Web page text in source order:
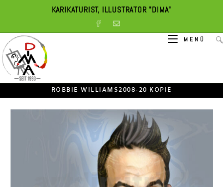
KARIKATURIST, ILLUSTRATOR "DIMA"
MENÜ
ROBBIE WILLIAMS2008-20 KOPIE